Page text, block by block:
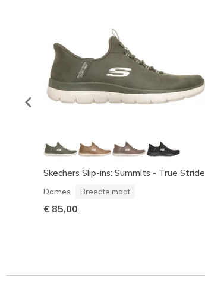
Skechers Slip-ins: Summits - True Stride
Dames Breedte maat
€ 85,00